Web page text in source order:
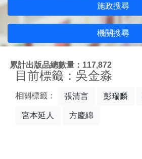
施政搜尋
機關搜尋
累計出版品總數量：117,872
目前標籤：吳金淼
相關標籤： 張清言 彭瑞麟
宮本延人 方慶綿